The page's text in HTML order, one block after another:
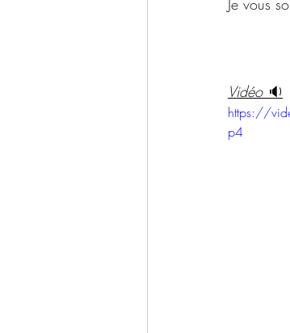
Je vous
Vidéo 🔉
https://
p4